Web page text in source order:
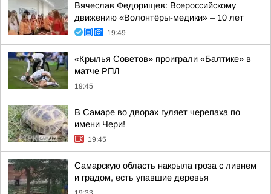
Вячеслав Федорищев: Всероссийскому
движению «Волонтёры-медики» – 10 лет
19:49
«Крылья Советов» проиграли «Балтике» в
матче РПЛ
19:45
В Самаре во дворах гуляет черепаха по
имени Чери!
19:45
Самарскую область накрыла гроза с ливнем
и градом, есть упавшие деревья